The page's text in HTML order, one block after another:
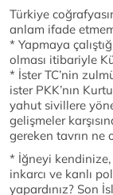
Türkiye
anlam ifade
* Yapmaya
olması itibariyle
* İster TC’nin
ister PKK’nın
yahut sivillere
gelişmeler
gereken tavrın ne
* İğneyi kendinize,
inkarcı ve kanlı
yapardınız? Son